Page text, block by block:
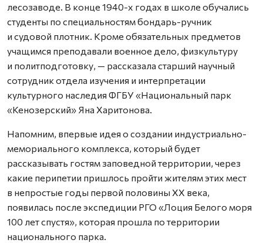
лесозаводе. В конце 1940-х годах в школе обучались
студенты по специальностям бондарь-ручник
и судовой плотник. Кроме обязательных предметов
учащимся преподавали военное дело, физкультуру
и политподготовку, — рассказала старший научный
сотрудник отдела изучения и интерпретации
культурного наследия ФГБУ «Национальный парк
«Кенозерский» Яна Харитонова.
Напомним, впервые идея о создании индустриально-
мемориального комплекса, который будет
рассказывать гостям заповедной территории, через
какие перипетии пришлось пройти жителям этих мест
в непростые годы первой половины XX века,
появилась после экспедиции РГО «Лоция Белого моря
100 лет спустя», которая прошла по территории
национального парка.